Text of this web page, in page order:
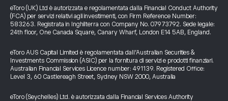
eToro (UK) Ltd è autorizzata e regolamentata dalla Financial Conduct Authority
(FCA) per servizi relativi agli investimenti, con Firm Reference Number:
583263. Registrata in Inghilterra con Company No. 07973792. Sede legale:
24th floor, One Canada Square, Canary Wharf, London E14 5AB, England.
eToro AUS Capital Limited è regolamentata dall’Australian Securities &
Investments Commission (ASIC) per la fornitura di servizi e prodotti finanziari.
Australian Financial Services Licence number: 491139. Registered Office:
Level 3, 60 Castlereagh Street, Sydney NSW 2000, Australia
eToro (Seychelles) Ltd. è autorizzata dalla Financial Services Authority